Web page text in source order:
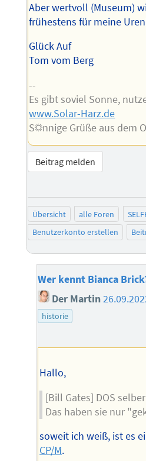
Aber wertvoll (Museum)
frühestens für meine
Glück Auf
Tom vom Berg
--
Es gibt soviel Sonne,
www.Solar-Harz.de
S☼nnige Grüße aus dem
Beitrag melden
Übersicht alle Foren
Benutzerkonto erstellen
Wer kennt Bianca
Der Martin
historie
Hallo,
[Bill Gates] DOS
Das haben sie nur
soweit ich weiß, ist es
CP/M.